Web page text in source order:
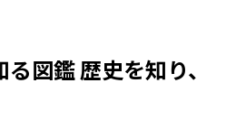
図鑑 歴史を知り、